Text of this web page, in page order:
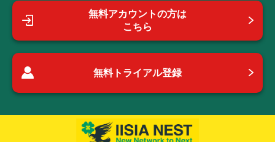
無料アカウントの方は
こちら
無料トライアル登録